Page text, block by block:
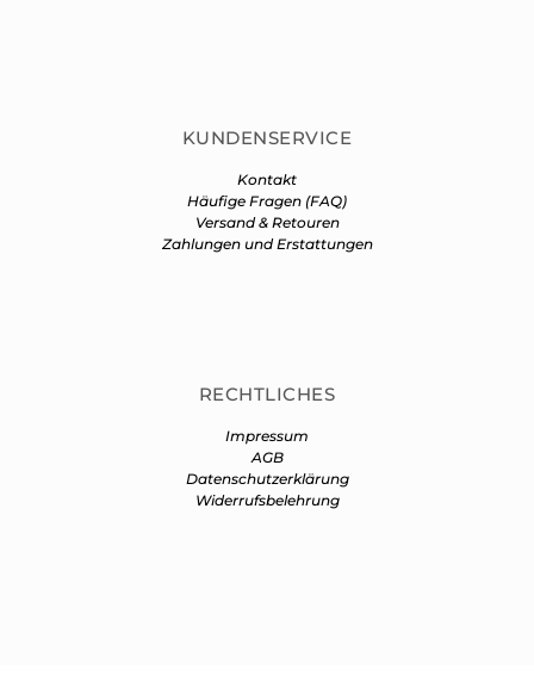
KUNDENSERVICE
Kontakt
Häufige Fragen (FAQ)
Versand & Retouren
Zahlungen und Erstattungen
RECHTLICHES
Impressum
AGB
Datenschutzerklärung
Widerrufsbelehrung